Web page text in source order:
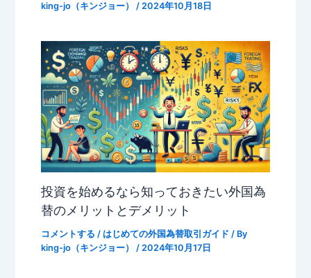
king-jo（キンジョー） / 2024年10月18日
投資を始めるなら知っておきたい外国為
替のメリットとデメリット
コメントする / はじめての外国為替取引ガイド / By
king-jo（キンジョー） / 2024年10月17日